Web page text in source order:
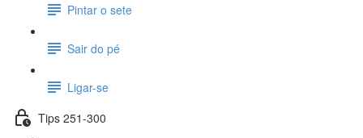
Pintar o sete
Sair do pé
Ligar-se
Tips 251-300